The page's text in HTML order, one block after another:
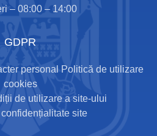
– 08:00 – 14:00
GDPR
personal
Politică de utilizare
cookies
de utilizare a site-ului
site